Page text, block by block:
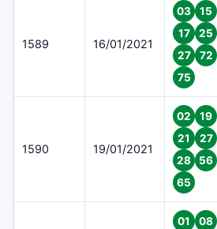
1589 16/01/2021
03
15
17
25
27
72
75
1590 19/01/2021
02
19
21
27
28
56
65
01
08